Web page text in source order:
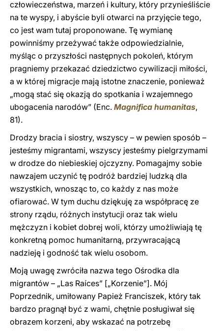
człowieczeństwa, marzeń i kultury, który przynieśliście
na te wyspy, i abyście byli otwarci na przyjęcie tego,
co jest wam tutaj proponowane. Tę wymianę
powinniśmy przeżywać także odpowiedzialnie,
myśląc o przyszłości następnych pokoleń, którym
pragniemy przekazać dziedzictwo cywilizacji miłości,
a w której migracje mają istotne znaczenie, ponieważ
„mogą stać się okazją do spotkania i wzajemnego
ubogacenia narodów” (Enc. Magnifica humanitas,
81).
Drodzy bracia i siostry, wszyscy – w pewien sposób –
jesteśmy migrantami, wszyscy jesteśmy pielgrzymami
w drodze do niebieskiej ojczyzny. Pomagajmy sobie
nawzajem uczynić tę podróż bardziej ludzką dla
wszystkich, wnosząc to, co każdy z nas może
ofiarować. W tym duchu dziękuję za współpracę ze
strony rządu, różnych instytucji oraz tak wielu
mężczyzn i kobiet dobrej woli, którzy umożliwiają tę
konkretną pomoc humanitarną, przywracającą
nadzieję i godność tak wielu osobom.
Moją uwagę zwróciła nazwa tego Ośrodka dla
migrantów – „Las Raíces” [„Korzenie”]. Mój
Poprzednik, umiłowany Papież Franciszek, który tak
bardzo pragnął być z wami, chętnie posługiwał się
obrazem korzeni, aby wskazać na potrzebę